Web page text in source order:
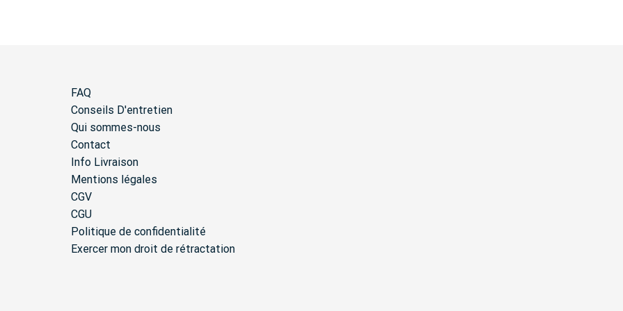
FAQ
Conseils D'entretien
Qui sommes-nous
Contact
Info Livraison
Mentions légales
CGV
CGU
Politique de confidentialité
Exercer mon droit de rétractation